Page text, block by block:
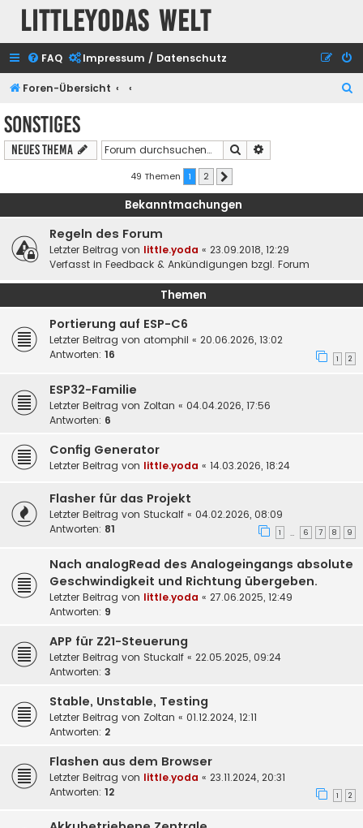
Littleyodas Welt
FAQ Impressum / Datenschutz
Foren-Übersicht
Sonstiges
Neues Thema Suche
49 Themen 1 2
Bekanntmachungen
Regeln des Forum
Letzter Beitrag von little.yoda « 23.09.2018, 12:29
Verfasst in Feedback & Ankündigungen bzgl. Forum
Themen
Portierung auf ESP-C6
Letzter Beitrag von atomphil « 20.06.2026, 13:02
Antworten: 16 1 2
ESP32-Familie
Letzter Beitrag von Zoltan « 04.04.2026, 17:56
Antworten: 6
Config Generator
Letzter Beitrag von little.yoda « 14.03.2026, 18:24
Flasher für das Projekt
Letzter Beitrag von Stuckalf « 04.02.2026, 08:09
Antworten: 81 1 … 6 7 8 9
Nach analogRead des Analogeingangs absolute
Geschwindigkeit und Richtung übergeben.
Letzter Beitrag von little.yoda « 27.06.2025, 12:49
Antworten: 9
APP für Z21-Steuerung
Letzter Beitrag von Stuckalf « 22.05.2025, 09:24
Antworten: 3
Stable, Unstable, Testing
Letzter Beitrag von Zoltan « 01.12.2024, 12:11
Antworten: 2
Flashen aus dem Browser
Letzter Beitrag von little.yoda « 23.11.2024, 20:31
Antworten: 12 1 2